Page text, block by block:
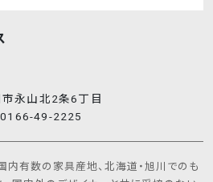
永山北2条6丁目
49-2225
内有数の家具産地、北海道・旭川でのも